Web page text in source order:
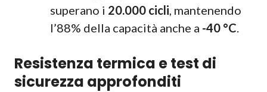
superano i 20.000 cicli, mantenendo
l’88% della capacità anche a -40 °C.
Resistenza termica e test di
sicurezza approfonditi